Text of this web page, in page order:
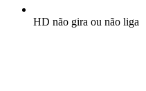
HD não gira ou não liga